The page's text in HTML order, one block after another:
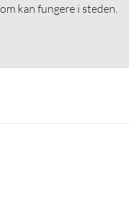
kan fungere i steden.